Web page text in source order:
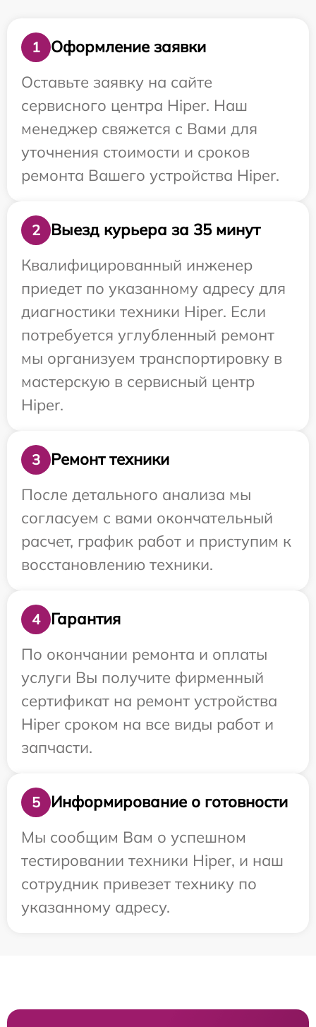
1
Оформление заявки
Оставьте заявку на сайте
сервисного центра Hiper. Наш
менеджер свяжется с Вами для
уточнения стоимости и сроков
ремонта Вашего устройства Hiper.
2
Выезд курьера за 35 минут
Квалифицированный инженер
приедет по указанному адресу для
диагностики техники Hiper. Если
потребуется углубленный ремонт
мы организуем транспортировку в
мастерскую в сервисный центр
Hiper.
3
Ремонт техники
После детального анализа мы
согласуем с вами окончательный
расчет, график работ и приступим к
восстановлению техники.
4
Гарантия
По окончании ремонта и оплаты
услуги Вы получите фирменный
сертификат на ремонт устройства
Hiper сроком на все виды работ и
запчасти.
5
Информирование о готовности
Мы сообщим Вам о успешном
тестировании техники Hiper, и наш
сотрудник привезет технику по
указанному адресу.